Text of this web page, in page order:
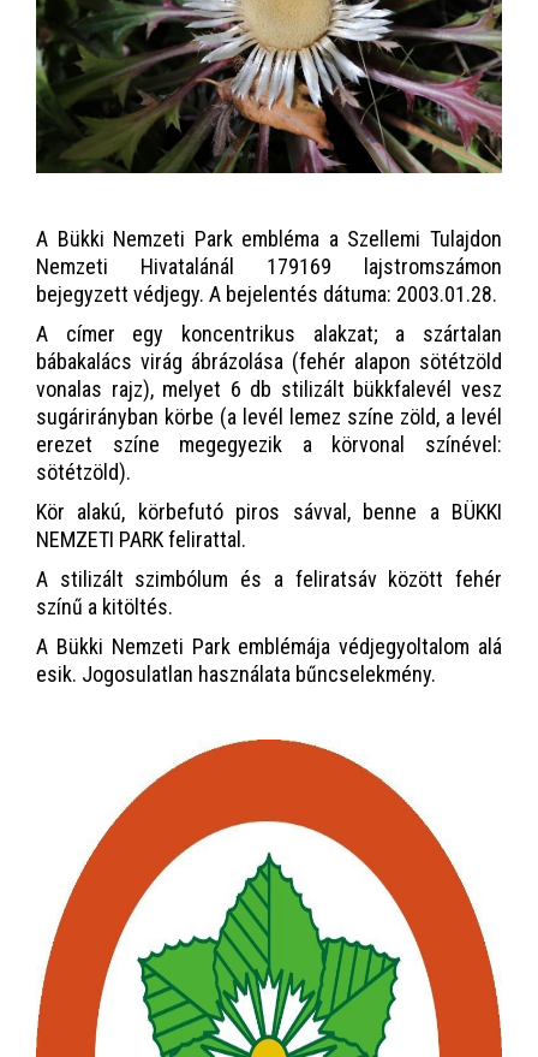
A Bükki Nemzeti Park embléma a Szellemi Tulajdon
Nemzeti Hivatalánál 179169 lajstromszámon
bejegyzett védjegy. A bejelentés dátuma: 2003.01.28.
A címer egy koncentrikus alakzat; a szártalan
bábakalács virág ábrázolása (fehér alapon sötétzöld
vonalas rajz), melyet 6 db stilizált bükkfalevél vesz
sugárirányban körbe (a levél lemez színe zöld, a levél
erezet színe megegyezik a körvonal színével:
sötétzöld).
Kör alakú, körbefutó piros sávval, benne a BÜKKI
NEMZETI PARK felirattal.
A stilizált szimbólum és a feliratsáv között fehér
színű a kitöltés.
A Bükki Nemzeti Park emblémája védjegyoltalom alá
esik. Jogosulatlan használata bűncselekmény.